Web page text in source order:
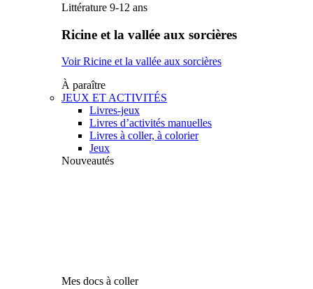
Littérature 9-12 ans
Ricine et la vallée aux sorcières
Voir Ricine et la vallée aux sorcières
À paraître
JEUX ET ACTIVITÉS
Livres-jeux
Livres d’activités manuelles
Livres à coller, à colorier
Jeux
Nouveautés
Mes docs à coller